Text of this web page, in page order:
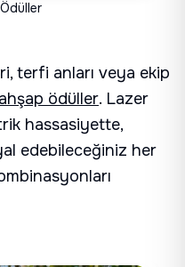
terfi anları veya ekip
ödüller. Lazer
hassasiyette,
edebileceğiniz her